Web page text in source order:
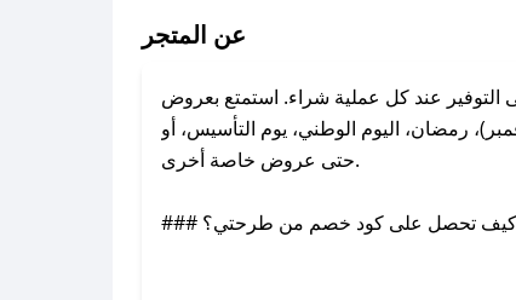
عن المتجر
عند كل عملية شراء. استمتع بعروض
رمضان، اليوم الوطني، يوم التأسيس، أو
حتى عروض خاصة أخرى.
### كيف تحصل على كود خصم من طرحتي؟
أو البريد الإلكتروني لإضافته بسرعة.